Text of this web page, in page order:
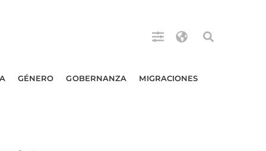
GÉNERO GOBERNANZA MIGRACIONES